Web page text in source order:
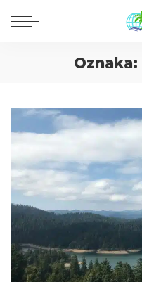
Oznaka: